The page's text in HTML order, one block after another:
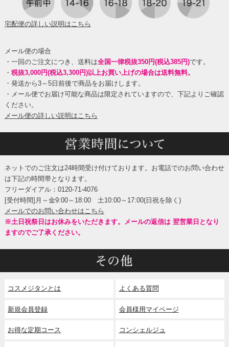
宅配便の詳しい説明はこちら
メール便の場合
・一回のご注文につき、送料は全国一律税抜350円(税込385円)です。
・ 税抜3,000円(税込3,300円)以上お買い上げの場合は送料無料。
・発送から3～5日前後で商品をお届けします。
・メール便でお届け可能な商品は限定されていますので、下記よりご確認
ください。
メール便の詳しい説明はこちら
ネットでのご注文は24時間受け付けております。お電話でのお問い合わせ
は下記の時間帯となります。
フリーダイアル：0120-71-4076
[受付時間]月～金9:00～18:00 土10:00～17:00(日祝を除く)
メールでのお問い合わせはこちら
※土日祝祭日はお休みをいただきます。メールの返信は 翌営業日となり
ますのでご了承ください。
コスメジタンとは
新規会員登録
お得な定期コース
よくある質問
会員様用マイページ
コンシェルジュ